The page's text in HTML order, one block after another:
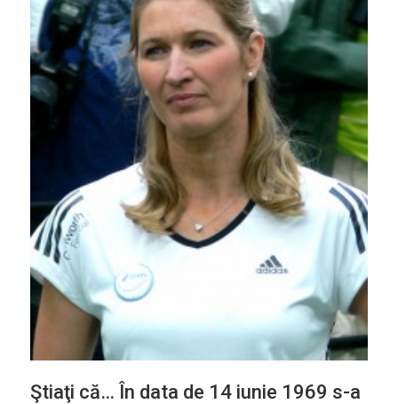
Ştiaţi că… În data de 14 iunie 1969 s-a